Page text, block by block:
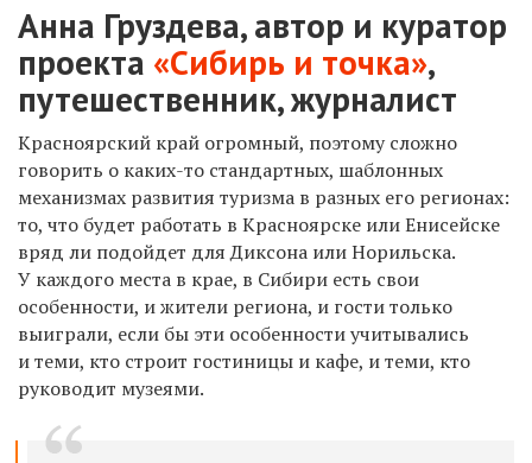
Анна Груздева, автор и куратор
проекта «Сибирь и точка»,
путешественник, журналист
Красноярский край огромный, поэтому сложно
говорить о каких-то стандартных, шаблонных
механизмах развития туризма в разных его регионах:
то, что будет работать в Красноярске или Енисейске
вряд ли подойдет для Диксона или Норильска.
У каждого места в крае, в Сибири есть свои
особенности, и жители региона, и гости только
выиграли, если бы эти особенности учитывались
и теми, кто строит гостиницы и кафе, и теми, кто
руководит музеями.